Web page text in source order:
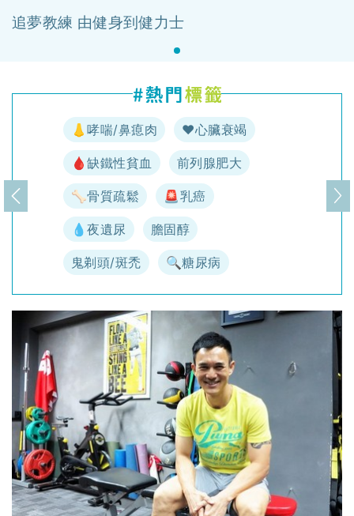
追夢教練 由健身到健力士
👃哮喘/鼻瘜肉 ♥️心臟衰竭
🩸缺鐵性貧血 前列腺肥大
🦴骨質疏鬆 🚨乳癌
💧夜遺尿 膽固醇
鬼剃頭/斑禿 🔍糖尿病
上一頁 下